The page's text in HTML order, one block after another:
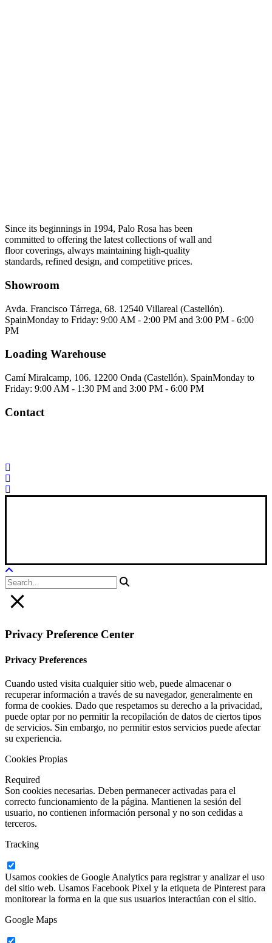
Since its beginnings in 1994, Palo Rosa has been
committed to offering the latest collections of wall and
floor coverings, always maintaining high-quality
standards, refined design, and competitive prices.
Showroom
Avda. Francisco Tárrega, 68. 12540 Villareal (Castellón).
SpainMonday to Friday: 9:00 AM - 2:00 PM and 3:00 PM - 6:00
PM
Loading Warehouse
Camí Miralcamp, 106. 12200 Onda (Castellón). SpainMonday to
Friday: 9:00 AM - 1:30 PM and 3:00 PM - 6:00 PM
Contact
Privacy Preference Center
Privacy Preferences
Cuando usted visita cualquier sitio web, puede almacenar o
recuperar información a través de su navegador, generalmente en
forma de cookies. Dado que respetamos su derecho a la privacidad,
puede optar por no permitir la recopilación de datos de ciertos tipos
de servicios. Sin embargo, no permitir estos servicios puede afectar
su experiencia.
Cookies Propias
Required
Son cookies necesarias. Deben permanecer activadas para el
correcto funcionamiento de la página. Mantienen la sesión del
usuario, no contienen información personal y no son cedidas a
terceros.
Tracking
Usamos cookies de Google Analytics para registrar y analizar el uso
del sitio web. Usamos Facebook Pixel y la etiqueta de Pinterest para
monitorear la forma en la que sus usuarios interactúan con el sitio.
Google Maps